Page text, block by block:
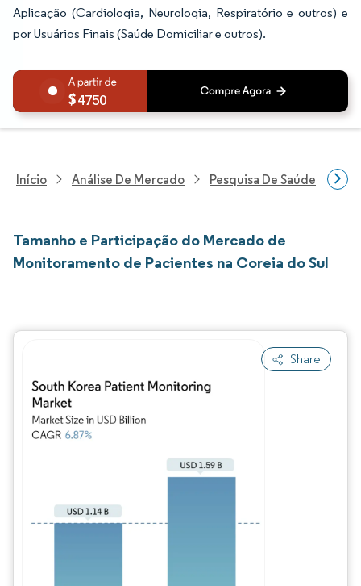
Aplicação (Cardiologia, Neurologia, Respiratório e outros) e
por Usuários Finais (Saúde Domiciliar e outros).
4750
Início Análise De Mercado Pesquisa De Saúde
Tamanho e Participação do Mercado de
Monitoramento de Pacientes na Coreia do Sul
Share